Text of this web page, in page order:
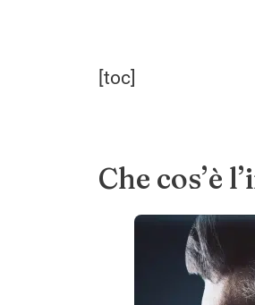
[toc]
Che cos’è